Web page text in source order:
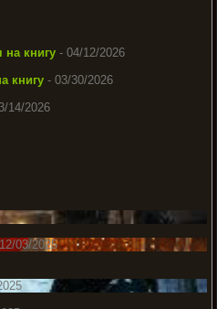
на книгу - 04/12/2026
книгу - 03/30/2026
14/2026
03/2025